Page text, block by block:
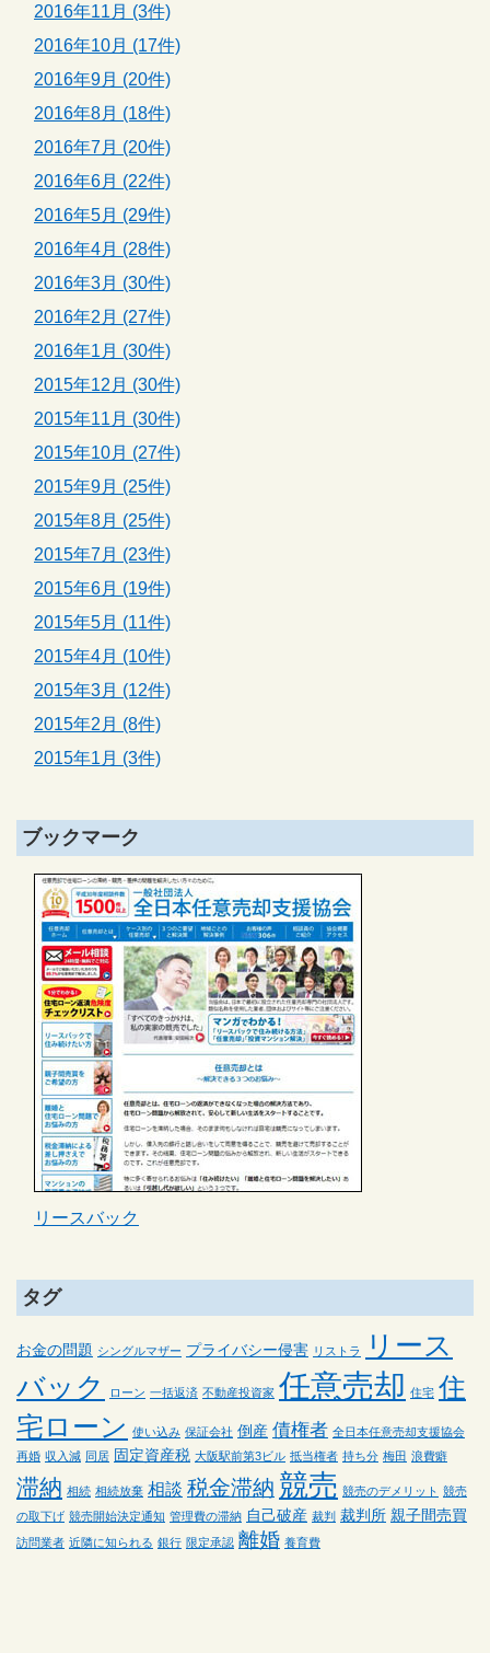
2016年11月 (3件)
2016年10月 (17件)
2016年9月 (20件)
2016年8月 (18件)
2016年7月 (20件)
2016年6月 (22件)
2016年5月 (29件)
2016年4月 (28件)
2016年3月 (30件)
2016年2月 (27件)
2016年1月 (30件)
2015年12月 (30件)
2015年11月 (30件)
2015年10月 (27件)
2015年9月 (25件)
2015年8月 (25件)
2015年7月 (23件)
2015年6月 (19件)
2015年5月 (11件)
2015年4月 (10件)
2015年3月 (12件)
2015年2月 (8件)
2015年1月 (3件)
ブックマーク
リースバック
タグ
お金の問題 シングルマザー プライバシー侵害 リストラ
リース
バック
ローン 一括返済 不動産投資家 任意売却 住宅 住
宅ローン 使い込み 保証会社 倒産 債権者 全日本任意売却支援協会
再婚 収入減 同居 固定資産税 大阪駅前第3ビル 抵当権者 持ち分 梅田 浪費癖
滞納 相続 相続放棄 相談 税金滞納 競売 競売のデメリット 競売
の取下げ 競売開始決定通知 管理費の滞納 自己破産 裁判 裁判所 親子間売買
訪問業者 近隣に知られる 銀行 限定承認 離婚 養育費